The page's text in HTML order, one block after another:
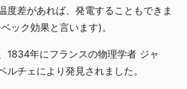
度差があれば、発電することもできま
ック効果と言います)。
1834年にフランスの物理学者 ジャ
ルチェにより発見されました。